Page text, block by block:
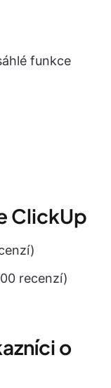
funkce
ClickUp
recenzí)
o